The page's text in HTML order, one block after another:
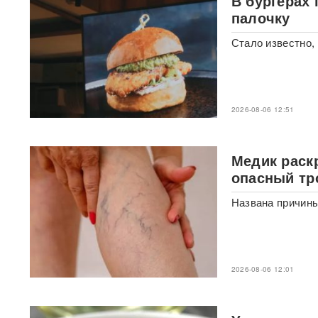
«Это не провал»:
BadComedian объяснил,
почему на премьере
«Колобка» оказались пустые
кинозалы
Трамп запретил "родильный
туризм" в США
В Таиланде 7 человек
погибли в результате
стрельбы в школе
ВИДЕО
310 баллов ЕГЭ — и без
бюджета: почему отличники
не смогли поступить в
топовые вузы
Раскрыта схема массовой
палочку
Стало
2026-08-06 12:51
Медик
опасный
Названа
2026-08-06 12:01